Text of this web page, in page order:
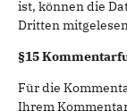
ist, können die
Dritten
§15
Für die
Ihrem